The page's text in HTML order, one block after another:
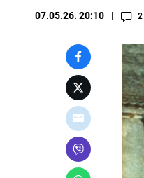
07.05.26. 20:10 2